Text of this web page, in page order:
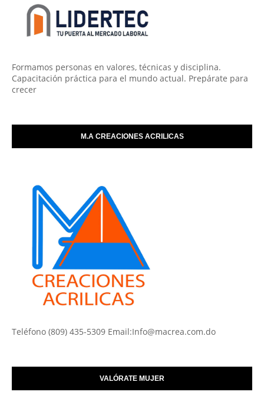
Formamos personas en valores, técnicas y disciplina.
Capacitación práctica para el mundo actual. Prepárate para
crecer
M.A CREACIONES ACRILICAS
Teléfono (809) 435-5309 Email:Info@macrea.com.do
VALÓRATE MUJER